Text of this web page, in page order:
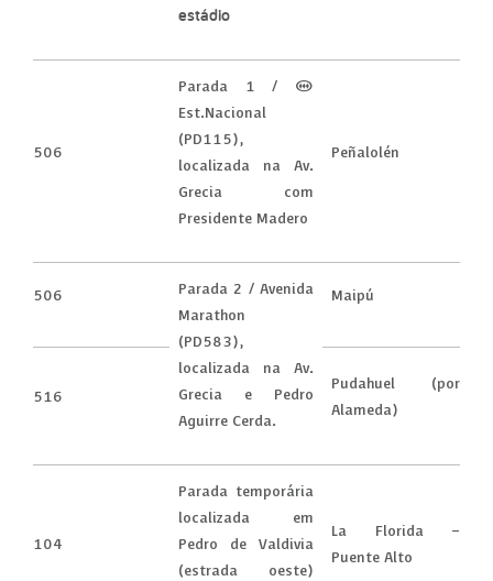
estádio
506
Parada 1 / (M)
Est.Nacional
(PD115),
localizada na Av.
Grecia com
Presidente Madero
Peñalolén
506
Parada 2 / Avenida
Marathon
(PD583),
localizada na Av.
Grecia e Pedro
Aguirre Cerda.
Maipú
516
Pudahuel (por
Alameda)
104
Parada temporária
localizada em
Pedro de Valdivia
(estrada oeste)
La Florida –
Puente Alto